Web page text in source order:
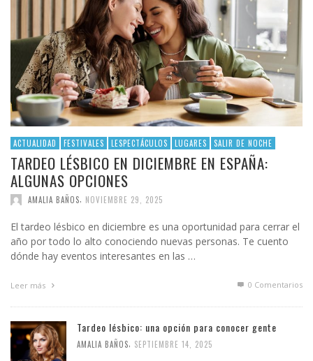
ACTUALIDAD FESTIVALES LESPECTÁCULOS LUGARES SALIR DE NOCHE
TARDEO LÉSBICO EN DICIEMBRE EN ESPAÑA:
ALGUNAS OPCIONES
AMALIA BAÑOS NOVIEMBRE 29, 2025
El tardeo lésbico en diciembre es una oportunidad para cerrar el
año por todo lo alto conociendo nuevas personas. Te cuento
dónde hay eventos interesantes en las …
Leer más 0 Comentarios
Tardeo lésbico: una opción para conocer gente
AMALIA BAÑOS SEPTIEMBRE 14, 2025